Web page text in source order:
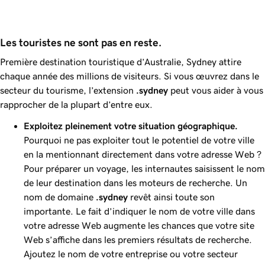
Les touristes ne sont pas en reste.
Première destination touristique d’Australie, Sydney attire
chaque année des millions de visiteurs. Si vous œuvrez dans le
secteur du tourisme, l’extension .sydney peut vous aider à vous
rapprocher de la plupart d’entre eux.
Exploitez pleinement votre situation géographique.
Pourquoi ne pas exploiter tout le potentiel de votre ville
en la mentionnant directement dans votre adresse Web ?
Pour préparer un voyage, les internautes saisissent le nom
de leur destination dans les moteurs de recherche. Un
nom de domaine .sydney revêt ainsi toute son
importante. Le fait d’indiquer le nom de votre ville dans
votre adresse Web augmente les chances que votre site
Web s’affiche dans les premiers résultats de recherche.
Ajoutez le nom de votre entreprise ou votre secteur